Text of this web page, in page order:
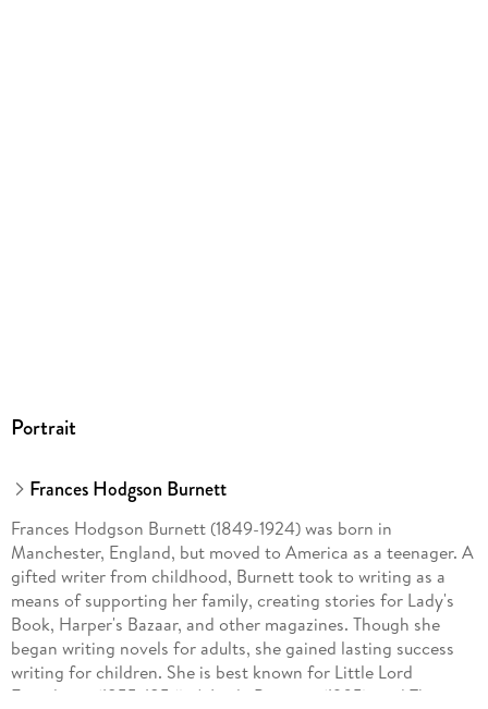
Portrait
Frances Hodgson Burnett
Frances Hodgson Burnett (1849-1924) was born in
Manchester, England, but moved to America as a teenager. A
gifted writer from childhood, Burnett took to writing as a
means of supporting her family, creating stories for Lady's
Book, Harper's Bazaar, and other magazines. Though she
began writing novels for adults, she gained lasting success
writing for children. She is best known for Little Lord
Fauntleroy (1855-1856), A Little Princess (1905), and The